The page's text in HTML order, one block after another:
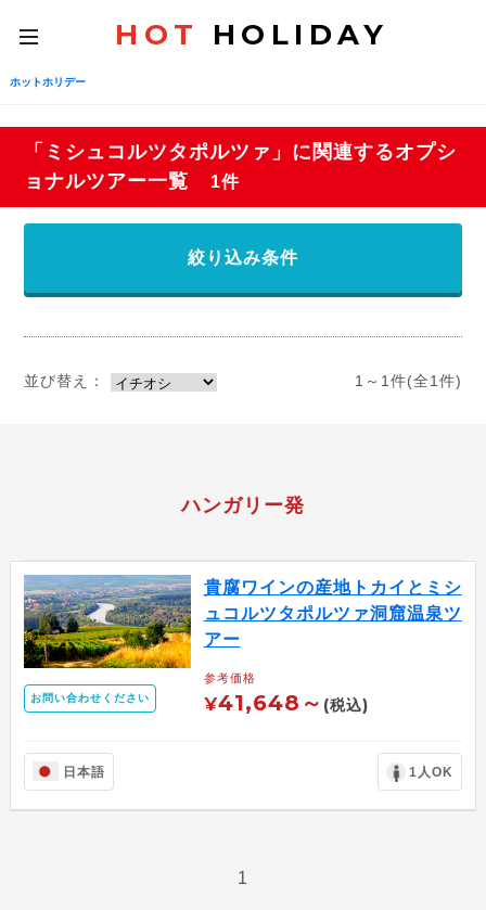
toggle
navigation
HOT HOLIDAY
ホットホリデー
「ミシュコルツタポルツァ」に関連するオプシ
ョナルツアー一覧
1件
絞り込み条件
並び替え： 1～1件(全1件)
ハンガリー発
お問い合わせください
貴腐ワインの産地トカイとミシ
ュコルツタポルツァ洞窟温泉ツ
アー
参考価格
¥41,648～ (税込)
日本語 1人OK
1